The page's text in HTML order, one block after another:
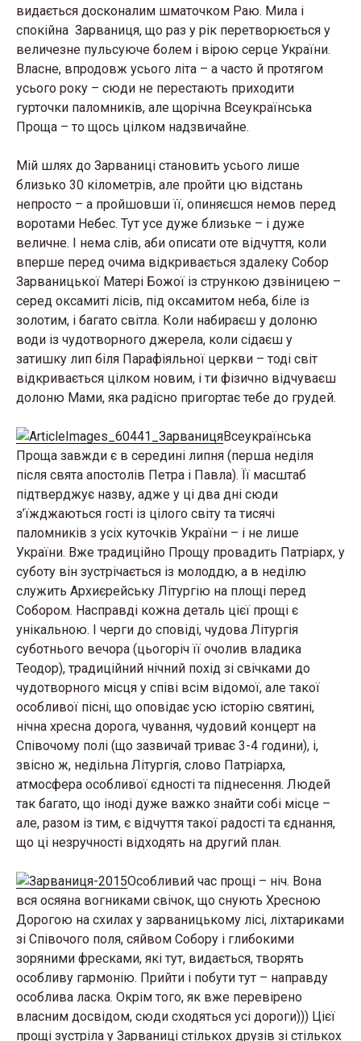
видається досконалим шматочком Раю. Мила і
спокійна Зарваниця, що раз у рік перетворюється у
величезне пульсуюче болем і вірою серце України.
Власне, впродовж усього літа – а часто й протягом
усього року – сюди не перестають приходити
гурточки паломників, але щорічна Всеукраїнська
Проща – то щось цілком надзвичайне.
Мій шлях до Зарваниці становить усього лише
близько 30 кілометрів, але пройти цю відстань
непросто – а пройшовши її, опиняєшся немов перед
воротами Небес. Тут усе дуже близьке – і дуже
величне. І нема слів, аби описати оте відчуття, коли
вперше перед очима відкривається здалеку Собор
Зарваницької Матері Божої із стрункою дзвіницею –
серед оксамиті лісів, під оксамитом неба, біле із
золотим, і багато світла. Коли набираєш у долоню
води із чудотворного джерела, коли сідаєш у
затишку лип біля Парафіяльної церкви – тоді світ
відкривається цілком новим, і ти фізично відчуваєш
долоню Мами, яка радісно пригортає тебе до грудей.
Всеукраїнська
Проща завжди є в середині липня (перша неділя
після свята апостолів Петра і Павла). Її масштаб
підтверджує назву, адже у ці два дні сюди
з’їжджаються гості із цілого світу та тисячі
паломників з усіх куточків України – і не лише
України. Вже традиційно Прощу провадить Патріарх, у
суботу він зустрічається із молоддю, а в неділю
служить Архиєрейську Літургію на площі перед
Собором. Насправді кожна деталь цієї прощі є
унікальною. І черги до сповіді, чудова Літургія
суботнього вечора (цьогоріч її очолив владика
Теодор), традиційний нічний похід зі свічками до
чудотворного місця у співі всім відомої, але такої
особливої пісні, що оповідає усю історію святині,
нічна хресна дорога, чування, чудовий концерт на
Співочому полі (що зазвичай триває 3-4 години), і,
звісно ж, недільна Літургія, слово Патріарха,
атмосфера особливої єдності та піднесення. Людей
так багато, що іноді дуже важко знайти собі місце –
але, разом із тим, є відчуття такої радості та єднання,
що ці незручності відходять на другий план.
Особливий час прощі – ніч. Вона
вся осяяна вогниками свічок, що снують Хресною
Дорогою на схилах у зарваницькому лісі, ліхтариками
зі Співочого поля, сяйвом Собору і глибокими
зоряними фресками, які тут, видається, творять
особливу гармонію. Прийти і побути тут – направду
особлива ласка. Окрім того, як вже перевірено
власним досвідом, сюди сходяться усі дороги))) Цієї
прощі зустріла у Зарваниці стількох друзів зі стількох